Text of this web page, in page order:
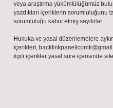
veya araştırma yükümlülüğümüz
yazdıkları içeriklerin sorumluluğunu
sorumluluğu kabul etmiş sayılırlar.
Hukuka ve yasal düzenlemelere
içerikleri,
ilgili içerikler yasal süre içerisinde